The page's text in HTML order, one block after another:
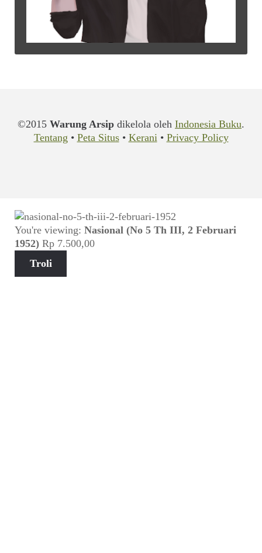
©2015 Warung Arsip dikelola oleh Indonesia Buku.
Tentang • Peta Situs• Kerani • Privacy Policy
You're viewing:Nasional (No 5 Th III, 2 Februari
1952) Rp 7.500,00
Troli